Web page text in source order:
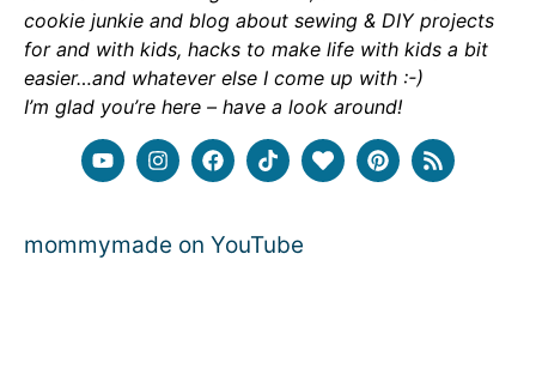
cookie junkie and blog about sewing & DIY projects
for and with kids, hacks to make life with kids a bit
easier…and whatever else I come up with :-)
I’m glad you’re here – have a look around!
mommymade on YouTube